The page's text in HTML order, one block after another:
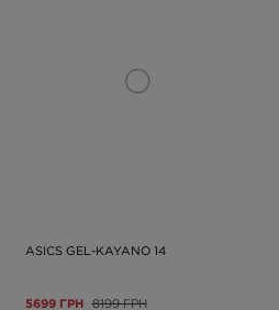
ASICS GEL-KAYANO 14
5699 ГРН 8199 ГРН